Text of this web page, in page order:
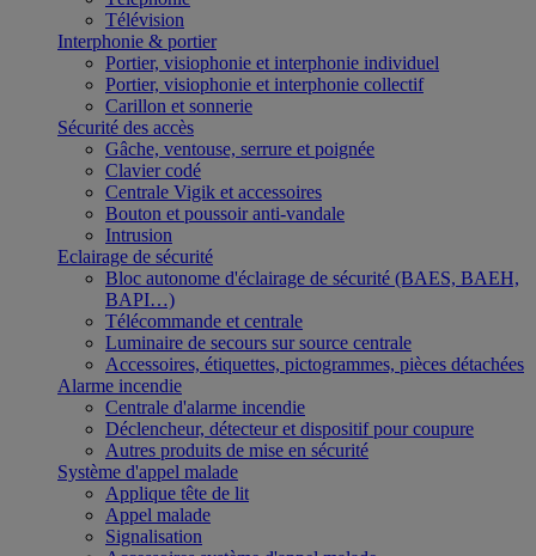
Télévision
Interphonie & portier
Portier, visiophonie et interphonie individuel
Portier, visiophonie et interphonie collectif
Carillon et sonnerie
Sécurité des accès
Gâche, ventouse, serrure et poignée
Clavier codé
Centrale Vigik et accessoires
Bouton et poussoir anti-vandale
Intrusion
Eclairage de sécurité
Bloc autonome d'éclairage de sécurité (BAES, BAEH,
BAPI…)
Télécommande et centrale
Luminaire de secours sur source centrale
Accessoires, étiquettes, pictogrammes, pièces détachées
Alarme incendie
Centrale d'alarme incendie
Déclencheur, détecteur et dispositif pour coupure
Autres produits de mise en sécurité
Système d'appel malade
Applique tête de lit
Appel malade
Signalisation